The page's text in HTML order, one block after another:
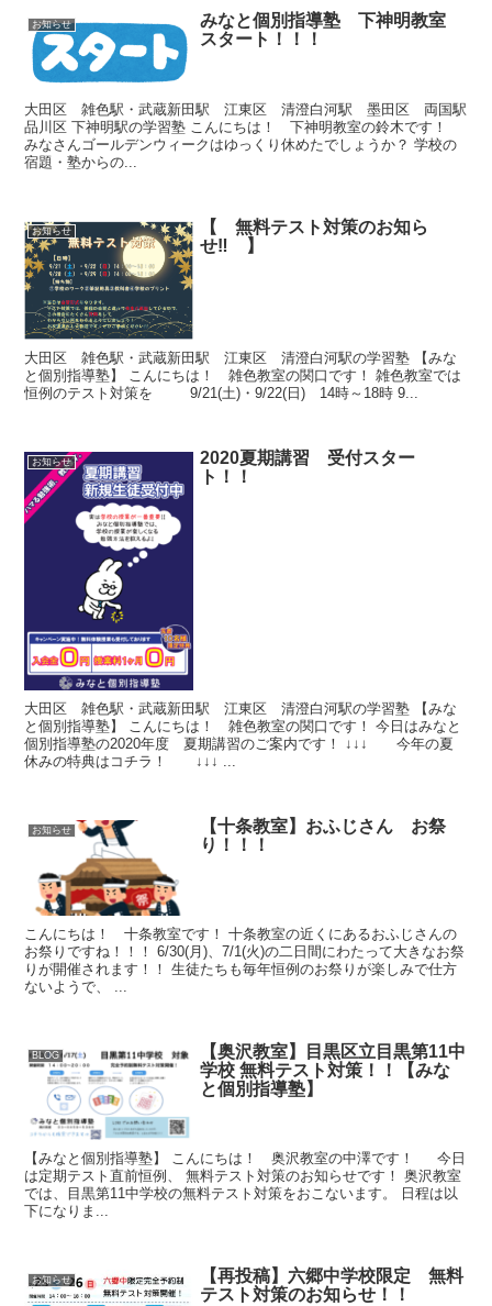
お知らせ
みなと個別指導塾 下神明教室
スタート！！！
大田区 雑色駅・武蔵新田駅 江東区 清澄白河駅 墨田区 両国駅
品川区 下神明駅の学習塾 こんにちは！ 下神明教室の鈴木です！
みなさんゴールデンウィークはゆっくり休めたでしょうか？ 学校の
宿題・塾からの...
お知らせ
【 無料テスト対策のお知ら
せ‼ 】
大田区 雑色駅・武蔵新田駅 江東区 清澄白河駅の学習塾 【みな
と個別指導塾】 こんにちは！ 雑色教室の関口です！ 雑色教室では
恒例のテスト対策を 9/21(土)・9/22(日) 14時～18時 9...
お知らせ
2020夏期講習 受付スター
ト！！
大田区 雑色駅・武蔵新田駅 江東区 清澄白河駅の学習塾 【みな
と個別指導塾】 こんにちは！ 雑色教室の関口です！ 今日はみなと
個別指導塾の2020年度 夏期講習のご案内です！ ↓↓↓ 今年の夏
休みの特典はコチラ！ ↓↓↓ ...
お知らせ
【十条教室】おふじさん お祭
り！！！
こんにちは！ 十条教室です！ 十条教室の近くにあるおふじさんの
お祭りですね！！！ 6/30(月)、7/1(火)の二日間にわたって大きなお祭
りが開催されます！！ 生徒たちも毎年恒例のお祭りが楽しみで仕方
ないようで、 ...
BLOG
【奥沢教室】目黒区立目黒第11中
学校 無料テスト対策！！【みな
と個別指導塾】
【みなと個別指導塾】 こんにちは！ 奥沢教室の中澤です！ 今日
は定期テスト直前恒例、 無料テスト対策のお知らせです！ 奥沢教室
では、目黒第11中学校の無料テスト対策をおこないます。 日程は以
下になりま...
お知らせ
【再投稿】六郷中学校限定 無料
テスト対策のお知らせ！！